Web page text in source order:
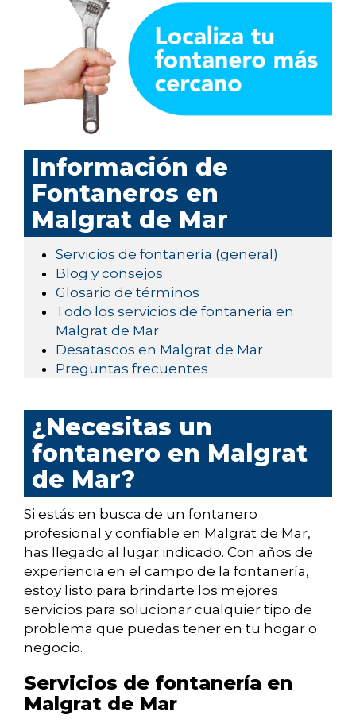
Información de
Fontaneros en
Malgrat de Mar
Servicios de fontanería (general)
Blog y consejos
Glosario de términos
Todo los servicios de fontaneria en
Malgrat de Mar
Desatascos en Malgrat de Mar
Preguntas frecuentes
¿Necesitas un
fontanero en Malgrat
de Mar?
Si estás en busca de un fontanero
profesional y confiable en Malgrat de Mar,
has llegado al lugar indicado. Con años de
experiencia en el campo de la fontanería,
estoy listo para brindarte los mejores
servicios para solucionar cualquier tipo de
problema que puedas tener en tu hogar o
negocio.
Servicios de fontanería en
Malgrat de Mar